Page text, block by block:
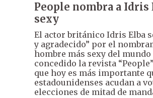
People nombra a Idris
sexy
El actor británico Idris Elba
y agradecido” por el
hombre más sexy del mundo
concedido la revista
que hoy es más importante
estadounidenses acudan a
elecciones de mitad de